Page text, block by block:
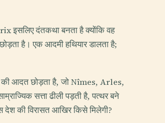
इसलिए दंतकथा बनता है क्योंकि वह
है। एक आदमी हथियार डालता है;
की आदत छोड़ता है, जो Nîmes, Arles,
सत्ता ढीली पड़ती है, पत्थर बने
की विरासत आखिर किसे मिलेगी?